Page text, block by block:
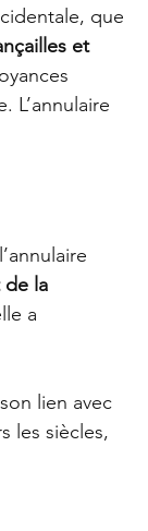
que
et
L’annulaire
de la
a
lien avec
les siècles,